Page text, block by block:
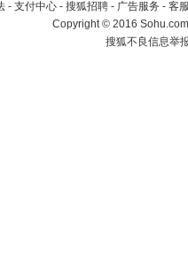
- 支付中心 - 搜狐招聘 - 广告服务 - 客
Copyright©2016
搜狐不良信息举